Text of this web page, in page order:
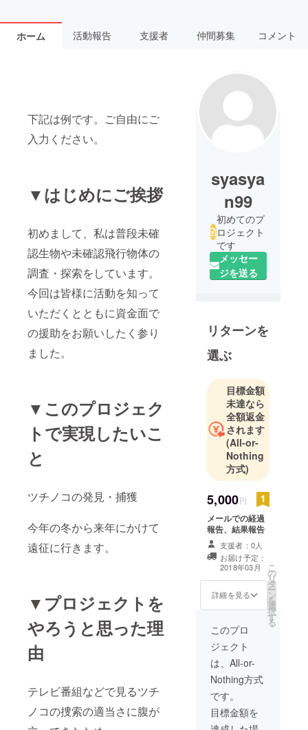
ホーム 活動報告 支援者 仲間募集 コメント
下記は例です。ご自由にご
入力ください。
▼はじめにご挨拶
初めまして、私は普段未確
認生物や未確認飛行物体の
調査・探索をしています。
今回は皆様に活動を知って
いただくとともに資金面で
の援助をお願いしたく参り
ました。
▼このプロジェク
トで実現したいこ
と
ツチノコの発見・捕獲
今年の冬から来年にかけて
遠征に行きます。
▼プロジェクトを
やろうと思った理
由
テレビ番組などで見るツチ
ノコの捜索の適当さに腹が
syasya
n99
初めてのプ
ロジェクト
です
メッセー
ジを送る
リターンを
選ぶ
目標金額
未達なら
全額返金
されます
(All-or-
Nothing
方式)
5,000円
メールでの経過
報告、結果報告
支援者：0人
お届け予定：
2018年03月
詳細を見る
こ
の
リ
タ
ー
ン
を
選
択
す
る
このプロ
ジェクト
は、All-or-
Nothing方式
です。
目標金額を